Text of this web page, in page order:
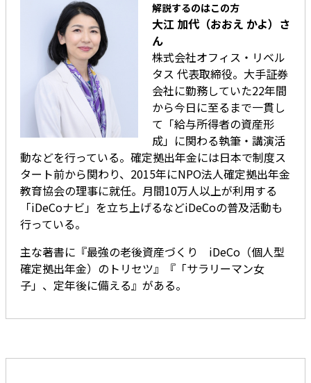
解説するのはこの方
大江 加代（おおえ かよ）さ
ん
株式会社オフィス・リベル
タス 代表取締役。大手証券
会社に勤務していた22年間
から今日に至るまで一貫し
て「給与所得者の資産形
成」に関わる執筆・講演活
動などを行っている。確定拠出年金には日本で制度ス
タート前から関わり、2015年にNPO法人確定拠出年金
教育協会の理事に就任。月間10万人以上が利用する
「iDeCoナビ」を立ち上げるなどiDeCoの普及活動も
行っている。
主な著書に『最強の老後資産づくり iDeCo（個人型
確定拠出年金）のトリセツ』『「サラリーマン女
子」、定年後に備える』がある。